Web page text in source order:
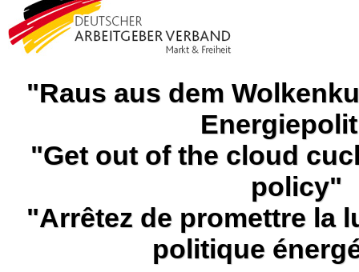
"Raus aus dem
"Get out of the cloud
policy"
"Arrêtez de promettre la
politique